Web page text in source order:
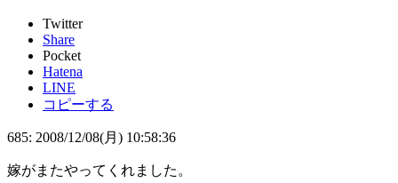
Twitter
Share
Pocket
Hatena
LINE
コピーする
685: 2008/12/08(月) 10:58:36
嫁がまたやってくれました。